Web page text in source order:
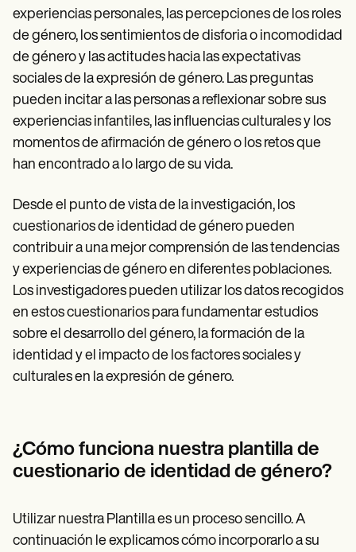
experiencias personales, las percepciones de los roles
de género, los sentimientos de disforia o incomodidad
de género y las actitudes hacia las expectativas
sociales de la expresión de género. Las preguntas
pueden incitar a las personas a reflexionar sobre sus
experiencias infantiles, las influencias culturales y los
momentos de afirmación de género o los retos que
han encontrado a lo largo de su vida.
Desde el punto de vista de la investigación, los
cuestionarios de identidad de género pueden
contribuir a una mejor comprensión de las tendencias
y experiencias de género en diferentes poblaciones.
Los investigadores pueden utilizar los datos recogidos
en estos cuestionarios para fundamentar estudios
sobre el desarrollo del género, la formación de la
identidad y el impacto de los factores sociales y
culturales en la expresión de género.
¿Cómo funciona nuestra plantilla de
cuestionario de identidad de género?
Utilizar nuestra Plantilla es un proceso sencillo. A
continuación le explicamos cómo incorporarlo a su